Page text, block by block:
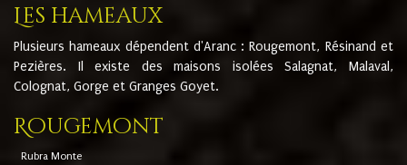
Les hameaux
Plusieurs hameaux dépendent d'Aranc : Rougemont, Résinand et
Pezières. Il existe des maisons isolées Salagnat, Malaval,
Colognat, Gorge et Granges Goyet.
Rougemont
Rubra Monte